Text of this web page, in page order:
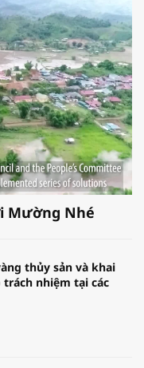
Mường Nhé
thủy sản và khai
trách nhiệm tại các